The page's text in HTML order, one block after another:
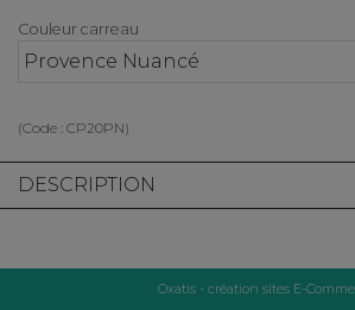
Couleur carreau
Provence Nuancé
(Code : CP20PN)
DESCRIPTION
Oxatis - création sites E-